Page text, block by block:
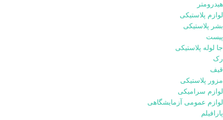
هیدرومتر
لوازم پلاستیکی
بشر پلاستیکی
پیست
جا لوله پلاستیکی
رک
قیف
مزور پلاستیکی
لوازم سرامیکی
لوازم عمومی آزمایشگاهی
پارافیلم